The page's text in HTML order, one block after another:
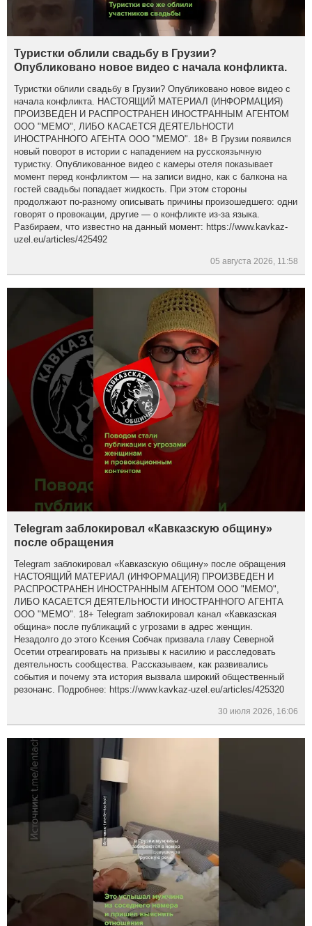
Туристки облили свадьбу в Грузии?
Опубликовано новое видео с начала конфликта.
Туристки облили свадьбу в Грузии? Опубликовано новое видео с
начала конфликта. НАСТОЯЩИЙ МАТЕРИАЛ (ИНФОРМАЦИЯ)
ПРОИЗВЕДЕН И РАСПРОСТРАНЕН ИНОСТРАННЫМ АГЕНТОМ
ООО "МЕМО", ЛИБО КАСАЕТСЯ ДЕЯТЕЛЬНОСТИ
ИНОСТРАННОГО АГЕНТА ООО "МЕМО". 18+ В Грузии появился
новый поворот в истории с нападением на русскоязычную
туристку. Опубликованное видео с камеры отеля показывает
момент перед конфликтом — на записи видно, как с балкона на
гостей свадьбы попадает жидкость. При этом стороны
продолжают по-разному описывать причины произошедшего: одни
говорят о провокации, другие — о конфликте из-за языка.
Разбираем, что известно на данный момент: https://www.kavkaz-
uzel.eu/articles/425492
05 августа 2026, 11:58
Telegram заблокировал «Кавказскую общину»
после обращения
Telegram заблокировал «Кавказскую общину» после обращения
НАСТОЯЩИЙ МАТЕРИАЛ (ИНФОРМАЦИЯ) ПРОИЗВЕДЕН И
РАСПРОСТРАНЕН ИНОСТРАННЫМ АГЕНТОМ ООО "МЕМО",
ЛИБО КАСАЕТСЯ ДЕЯТЕЛЬНОСТИ ИНОСТРАННОГО АГЕНТА
ООО "МЕМО". 18+ Telegram заблокировал канал «Кавказская
община» после публикаций с угрозами в адрес женщин.
Незадолго до этого Ксения Собчак призвала главу Северной
Осетии отреагировать на призывы к насилию и расследовать
деятельность сообщества. Рассказываем, как развивались
события и почему эта история вызвала широкий общественный
резонанс. Подробнее: https://www.kavkaz-uzel.eu/articles/425320
30 июля 2026, 16:06